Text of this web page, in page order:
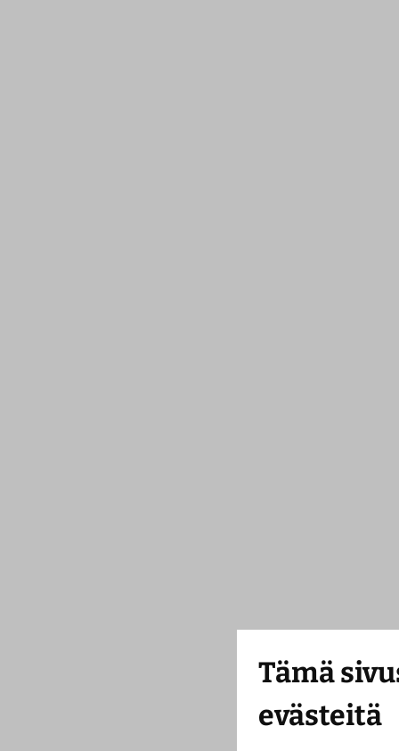
Tämä
evästeitä